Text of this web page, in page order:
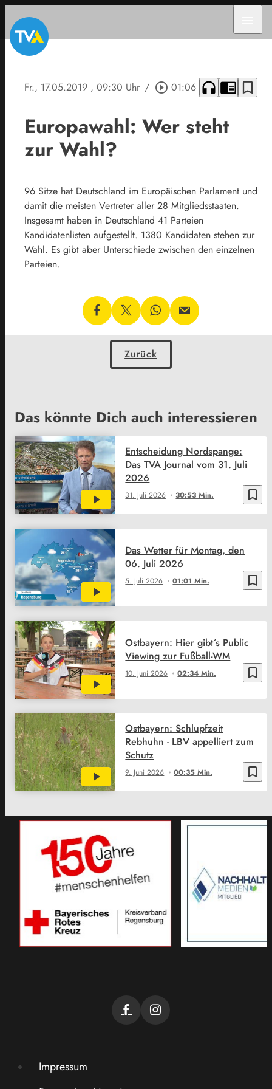
Fr., 17.05.2019 , 09:30 Uhr / play_circle_outline 01:06 headphones chrome_reader_mode bookmark_border
Europawahl: Wer steht
zur Wahl?
96 Sitze hat Deutschland im Europäischen Parlament und
damit die meisten Vertreter aller 28 Mitgliedsstaaten.
Insgesamt haben in Deutschland 41 Parteien
Kandidatenlisten aufgestellt. 1380 Kandidaten stehen zur
Wahl. Es gibt aber Unterschiede zwischen den einzelnen
Parteien.
Zurück
Das könnte Dich auch interessieren
bookmark_border
31. Juli 2026 30:53 Min.
Entscheidung Nordspange:
Das TVA Journal vom 31. Juli
2026
bookmark_border
5. Juli 2026 01:01 Min.
Das Wetter für Montag, den
06. Juli 2026
bookmark_border
10. Juni 2026 02:34 Min.
Ostbayern: Hier gibt´s Public
Viewing zur Fußball-WM
bookmark_border
9. Juni 2026 00:35 Min.
Ostbayern: Schlupfzeit
Rebhuhn - LBV appelliert zum
Schutz
Impressum